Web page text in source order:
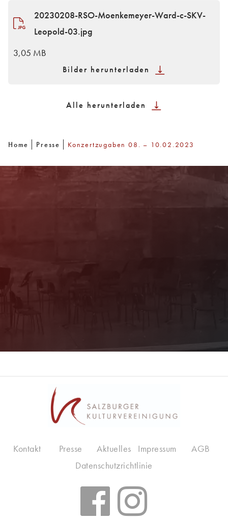
20230208-RSO-Moenkemeyer-Ward-c-SKV-
Leopold-03.jpg
3,05 MB
Bilder herunterladen
Alle herunterladen
Home Presse Konzertzugaben 08. – 10.02.2023
Kontakt Presse Aktuelles Impressum
AGB
Datenschutzrichtlinie